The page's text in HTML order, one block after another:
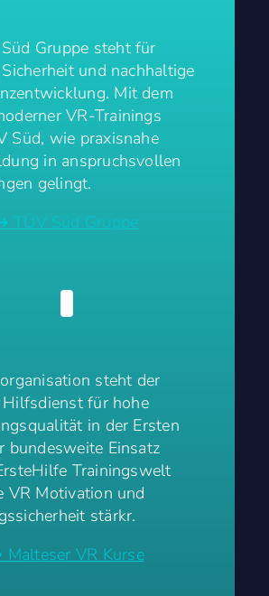
Gruppe steht für
und nachhaltige
Mit dem
VR-Trainings
Süd, wie praxisnahe
in anspruchsvollen
gelingt.
TÜV Süd Gruppe
steht der
für hohe
in der Ersten
bundesweite Einsatz
Trainingswelt
VR Motivation und
stärkr.
Malteser VR Kurse